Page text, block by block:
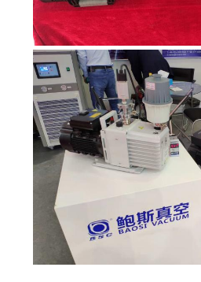
BAOSI
COMPRESSOR
PLAN
SITE
POLITIQUE
CONFIDENTIALITÉ